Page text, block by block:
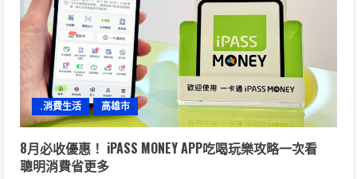
.消費生活 高雄市
8月必收優惠！ iPASS MONEY APP吃喝玩樂攻略一次看
聰明消費省更多